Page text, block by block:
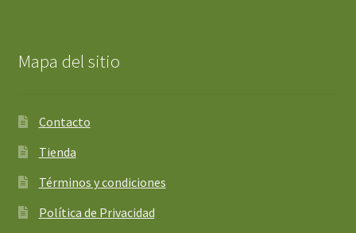
Mapa del sitio
Contacto
Tienda
Términos y condiciones
Política de Privacidad